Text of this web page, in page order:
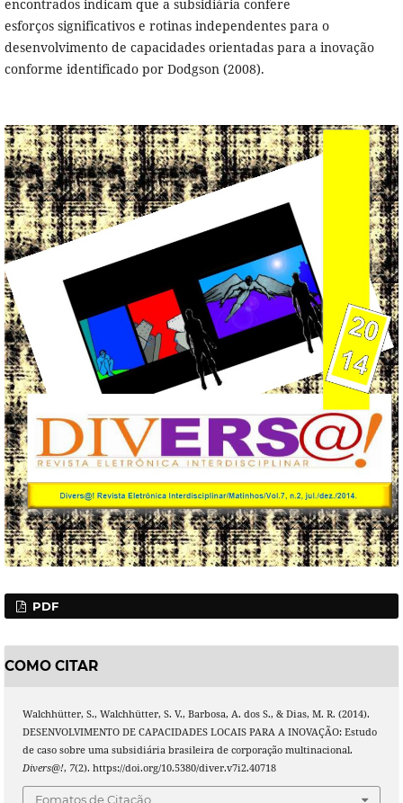
encontrados indicam que a subsidiária confere
esforços significativos e rotinas independentes para o
desenvolvimento de capacidades orientadas para a inovação
conforme identificado por Dodgson (2008).
PDF
COMO CITAR
Walchhütter, S., Walchhütter, S. V., Barbosa, A. dos S., & Dias, M. R. (2014).
DESENVOLVIMENTO DE CAPACIDADES LOCAIS PARA A INOVAÇÃO: Estudo
de caso sobre uma subsidiária brasileira de corporação multinacional.
Divers@!, 7(2). https://doi.org/10.5380/diver.v7i2.40718
Fomatos de Citação